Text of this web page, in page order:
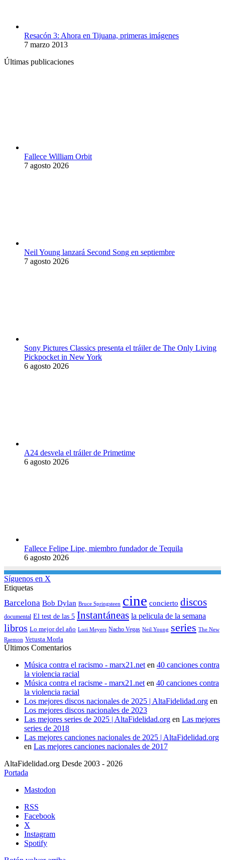
Resacón 3: Ahora en Tijuana, primeras imágenes
7 marzo 2013
Últimas publicaciones
Fallece William Orbit
7 agosto 2026
Neil Young lanzará Second Song en septiembre
7 agosto 2026
Sony Pictures Classics presenta el tráiler de The Only Living
Pickpocket in New York
6 agosto 2026
A24 desvela el tráiler de Primetime
6 agosto 2026
Fallece Felipe Lipe, miembro fundador de Tequila
6 agosto 2026
Síguenos en X
Etiquetas
Barcelona Bob Dylan Bruce Springsteen cine concierto discos
documental El test de las 5 Instantáneas la pelicula de la semana
libros Lo mejor del año Lori Meyers Nacho Vegas Neil Young series The New
Raemon Vetusta Morla
Últimos Comentarios
Música contra el racismo - marx21.neten 40 canciones contra
la violencia racial
Música contra el racisme - marx21.neten 40 canciones contra
la violencia racial
Los mejores discos nacionales de 2025 | AltaFidelidad.org en
Los mejores discos nacionales de 2023
Las mejores series de 2025 | AltaFidelidad.org en Las mejores
series de 2018
Las mejores canciones nacionales de 2025 | AltaFidelidad.org
en Las mejores canciones nacionales de 2017
AltaFidelidad.org Desde 2003 - 2026
Portada
Mastodon
RSS
Facebook
X
Instagram
Spotify